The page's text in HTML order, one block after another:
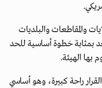
والمقاطعات والبلديات
بمثابة خطوة أساسية للحد
بها الهيئة.
راحة كبيرة، وهو أساسي